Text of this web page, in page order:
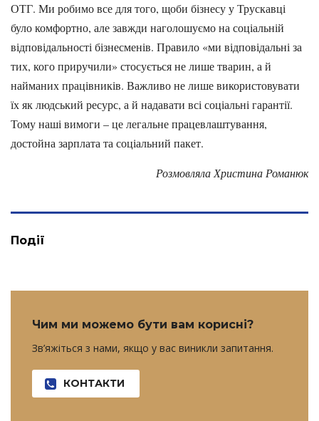
ОТГ. Ми робимо все для того, щоби бізнесу у Трускавці
було комфортно, але завжди наголошуємо на соціальній
відповідальності бізнесменів. Правило «ми відповідальні за
тих, кого приручили» стосується не лише тварин, а й
найманих працівників. Важливо не лише використовувати
їх як людський ресурс, а й надавати всі соціальні гарантії.
Тому наші вимоги – це легальне працевлаштування,
достойна зарплата та соціальний пакет.
Розмовляла Христина Романюк
Події
Чим ми можемо бути вам корисні?
Зв’яжіться з нами, якщо у вас виникли запитання.
КОНТАКТИ